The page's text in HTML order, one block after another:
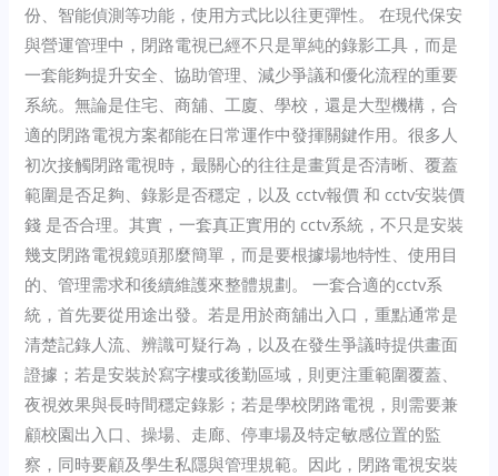
份、智能偵測等功能，使用方式比以往更彈性。 在現代保安
與營運管理中，閉路電視已經不只是單純的錄影工具，而是
一套能夠提升安全、協助管理、減少爭議和優化流程的重要
系統。無論是住宅、商舖、工廈、學校，還是大型機構，合
適的閉路電視方案都能在日常運作中發揮關鍵作用。很多人
初次接觸閉路電視時，最關心的往往是畫質是否清晰、覆蓋
範圍是否足夠、錄影是否穩定，以及 cctv報價 和 cctv安裝價
錢 是否合理。其實，一套真正實用的 cctv系統，不只是安裝
幾支閉路電視鏡頭那麼簡單，而是要根據場地特性、使用目
的、管理需求和後續維護來整體規劃。 一套合適的cctv系
統，首先要從用途出發。若是用於商舖出入口，重點通常是
清楚記錄人流、辨識可疑行為，以及在發生爭議時提供畫面
證據；若是安裝於寫字樓或後勤區域，則更注重範圍覆蓋、
夜視效果與長時間穩定錄影；若是學校閉路電視，則需要兼
顧校園出入口、操場、走廊、停車場及特定敏感位置的監
察，同時要顧及學生私隱與管理規範。因此，閉路電視安裝